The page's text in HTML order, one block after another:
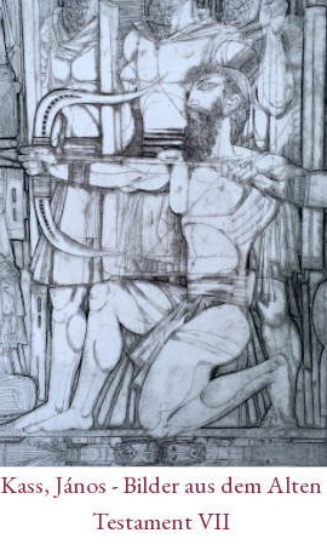
Kass, János-Bilder aus dem Alten
Testament VII